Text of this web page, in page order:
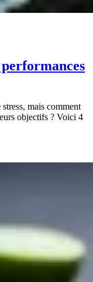
mais comment
objectifs ? Voici 4